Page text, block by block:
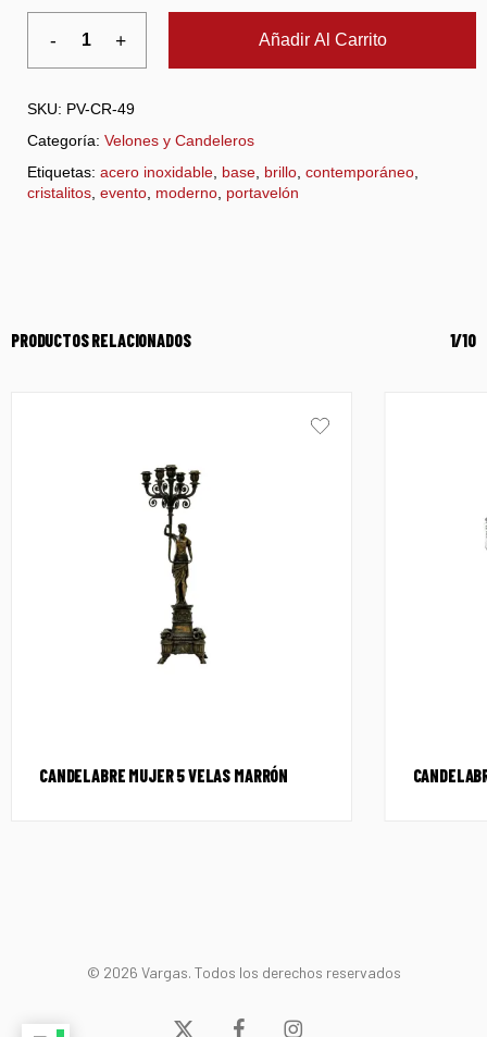
Añadir Al Carrito
SKU: PV-CR-49
Categoría: Velones y Candeleros
Etiquetas: acero inoxidable base brillo contemporáneo
cristalitos evento moderno portavelón
PRODUCTOS RELACIONADOS 1/10
CANDELABRE MUJER 5 VELAS MARRÓN
© 2026 Vargas. Todos los derechos reservados
x- facebookinstagram